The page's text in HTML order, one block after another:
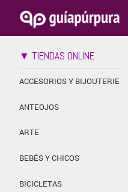
▼ TIENDAS ONLINE
ACCESORIOS Y BIJOUTERIE
ANTEOJOS
ARTE
BEBÉS Y CHICOS
BICICLETAS